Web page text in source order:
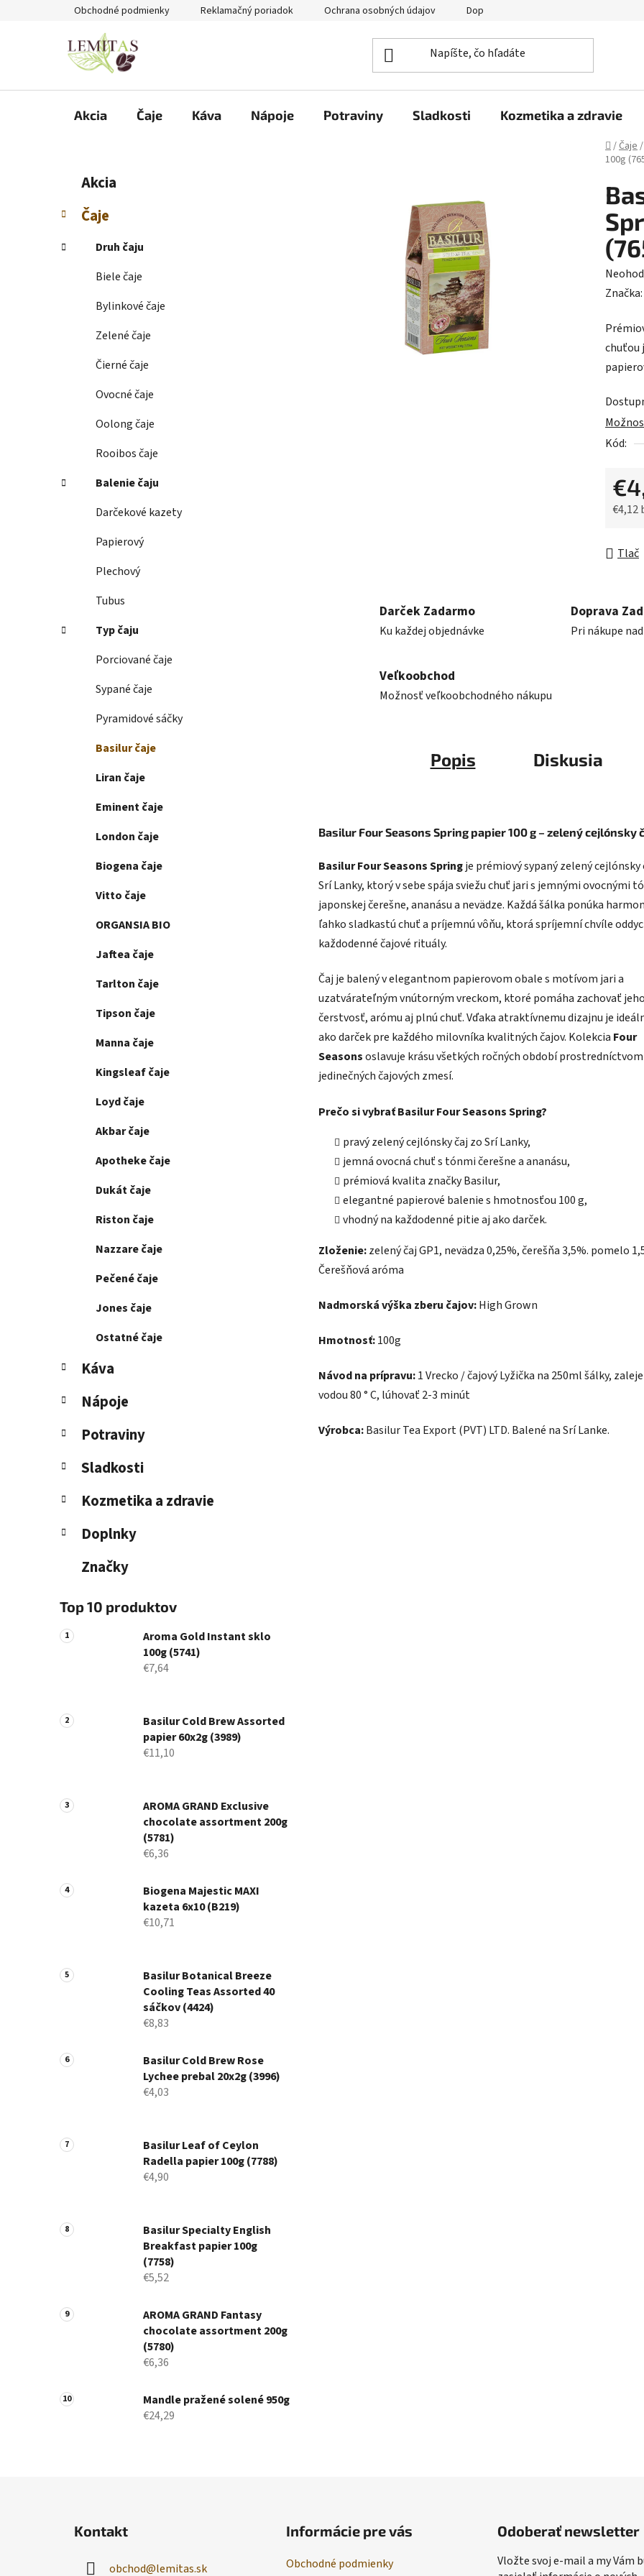
Obchodné podmienky Reklamačný poriadok Ochrana osobných údajov Doprava a platba
Akcia Čaje Káva Nápoje Potraviny Sladkosti Kozmetika a zdravie
Domov
/Čaje/
100g
č
ý
Preskočiť
kategórie
t
e
ó
Akcia
Čaje
Druh čaju
Biele čaje
Bylinkové čaje
Zelené čaje
Čierné čaje
Ovocné čaje
Oolong čaje
Rooibos čaje
Balenie čaju
Darčekové kazety
Papierový
Plechový
Tubus
Typ čaju
Porciované čaje
Sypané čaje
Pyramidové sáčky
Basilur čaje
Liran čaje
Eminent čaje
London čaje
Biogena čaje
Vitto čaje
ORGANSIA BIO
Jaftea čaje
Tarlton čaje
Tipson čaje
Manna čaje
Kingsleaf čaje
Loyd čaje
Akbar čaje
Apotheke čaje
Dukát čaje
Riston čaje
Nazzare čaje
Pečené čaje
Jones čaje
Ostatné čaje
Káva
Nápoje
Potraviny
Sladkosti
Kozmetika a zdravie
Doplnky
Značky
Top 10 produktov
Aroma Gold Instant sklo
100g (5741)
€7,64
Basilur Cold Brew Assorted
papier 60x2g (3989)
€11,10
AROMA GRAND Exclusive
chocolate assortment 200g
(5781)
€6,36
Biogena Majestic MAXI
kazeta 6x10 (B219)
€10,71
Basilur Botanical Breeze
Cooling Teas Assorted 40
sáčkov (4424)
€8,83
Basilur Cold Brew Rose
Lychee prebal 20x2g (3996)
€4,03
Basilur Leaf of Ceylon
Radella papier 100g (7788)
€4,90
Basilur Specialty English
Breakfast papier 100g
(7758)
€5,52
AROMA GRAND Fantasy
chocolate assortment 200g
(5780)
€6,36
Mandle pražené solené 950g
€24,29
je
0,0
z
Značka:
chuťou
Kód:
€4,12
Tlač
Darček Zadarmo
Ku každej objednávke
Doprava
Pri nákupe
Veľkoobchod
Možnosť veľkoobchodného nákupu
Popis Diskusia
Basilur Four Seasons Spring papier 100 g – zelený cejlónsky
Basilur Four Seasons Springje prémiový sypaný zelený cejlónsky
Srí Lanky, ktorý v sebe spája sviežu chuť jari s jemnými ovocnými
japonskej čerešne, ananásu a nevädze. Každá šálka ponúka
ľahko sladkastú chuť a príjemnú vôňu, ktorá spríjemní chvíle
každodenné čajové rituály.
Čaj je balený v elegantnom papierovom obale s motívom jari a
uzatvárateľným vnútorným vreckom, ktoré pomáha zachovať
čerstvosť, arómu aj plnú chuť. Vďaka atraktívnemu dizajnu je
ako darček pre každého milovníka kvalitných čajov. Kolekcia Four
Seasonsoslavuje krásu všetkých ročných období prostredníctvom
jedinečných čajových zmesí.
Prečo si vybrať Basilur Four Seasons Spring?
pravý zelený cejlónsky čaj zo Srí Lanky,
jemná ovocná chuť s tónmi čerešne a ananásu,
prémiová kvalita značky Basilur,
elegantné papierové balenie s hmotnosťou 100 g,
vhodný na každodenné pitie aj ako darček.
Zloženie:zelený čaj GP1, nevädza 0,25%, čerešňa 3,5%. pomelo
Čerešňová aróma
Nadmorská výška zberu čajov:High Grown
Hmotnosť:100g
Návod na prípravu:1 Vrecko / čajový Lyžička na 250ml šálky,
vodou 80 ° C, lúhovať 2-3 minút
Výrobca:Basilur Tea Export (PVT) LTD. Balené na Srí Lanke.
Kontakt
obchod@lemitas.sk
Informácie pre vás
Obchodné podmienky
Odoberať newsletter
Vložte svoj e-mail a my Vám